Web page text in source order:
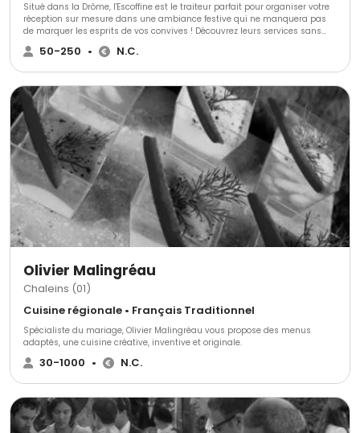
Situé dans la Drôme, l'Escoffine est le traiteur parfait pour organiser votre
réception sur mesure dans une ambiance festive qui ne manquera pas
de marquer les esprits de vos convives ! Découvrez leurs services sans
plus attendre et faites votre choix pour un mariage unique.Situé entre
Grenoble et Lyon, proche de Romans sur Isère, Peyrins a une excellente
l'importance de l'événement. Votre traiteur se déplace en Isère, en
Ardèche, Drôme, Vaucluse, Rhône et Loire.
50-250 • N.C.
Olivier Malingréau
Chaleins (01)
Cuisine régionale • Français Traditionnel
Spécialiste du mariage, Olivier Malingréau vous propose des menus
adaptés, une cuisine créative, inventive et originale.
30-1000 • N.C.